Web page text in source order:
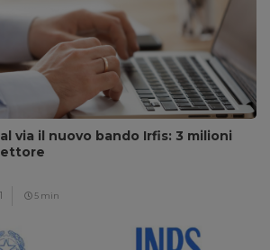
via il nuovo bando Irfis: 3 milioni
5 min